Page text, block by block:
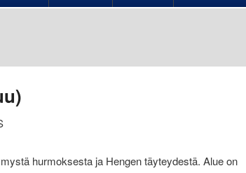
hurmoksesta ja Hengen täyteydestä. Alue on